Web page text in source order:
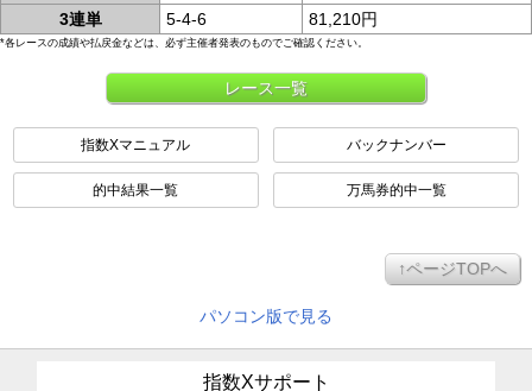
3連単
5-4-6 81,210円
*各レースの成績や払戻金などは、必ず主催者発表のものでご確認ください。
レース一覧
指数Xマニュアル バックナンバー
的中結果一覧 万馬券的中一覧
↑ページTOPへ
パソコン版で見る
指数Xサポート